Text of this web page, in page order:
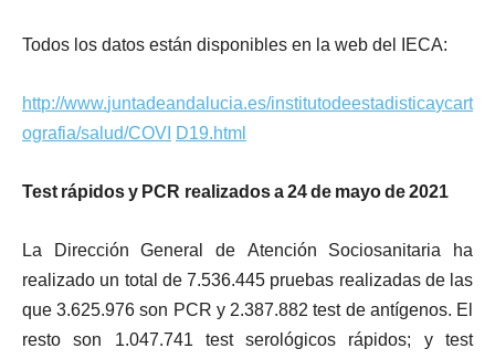
Todos os datos están disponib es en a web de ECA:
http://www.juntadeanda ucia.es/institutodeestadisticaycart
ografia/sa ud/COV D19.htm
Test rápidosy PC R rea lizadosa24de mayode2021
La Dirección Genera de Atención Sociosanitaria ha
rea lizado un tota de 7.536.445 pruebas rea lizadas de as
que 3.625.976 son PCR y 2.387.882test de antígenos. E
resto son 1.047.741 test sero lógicos rápidos; y test